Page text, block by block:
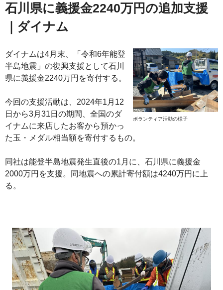
石川県に義援金2240万円の追加支援
｜ダイナム
ボランティア活動の様子
ダイナムは4月末、「令和6年能登
半島地震」の復興支援として石川
県に義援金2240万円を寄付する。
今回の支援活動は、2024年1月12
日から3月31日の期間、全国のダ
イナムに来店したお客から預かっ
た玉・メダル相当額を寄付するもの。
同社は能登半島地震発生直後の1月に、石川県に義援金
2000万円を支援。同地震への累計寄付額は4240万円に上
る。